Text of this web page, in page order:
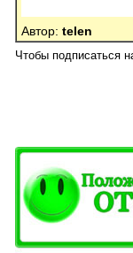
Автор: telen
Чтобы подписаться